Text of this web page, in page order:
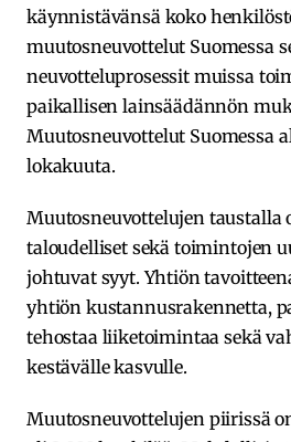
käynnistävänsä koko
muutosneuvottelut Suomessa
neuvotteluprosessit muissa
paikallisen lainsäädännön
Muutosneuvottelut Suomessa
lokakuuta.
Muutosneuvottelujen taustalla
taloudelliset sekä toimintojen
johtuvat syyt. Yhtiön
yhtiön kustannusrakennetta,
tehostaa liiketoimintaa sekä
kestävälle kasvulle.
Muutosneuvottelujen piirissä